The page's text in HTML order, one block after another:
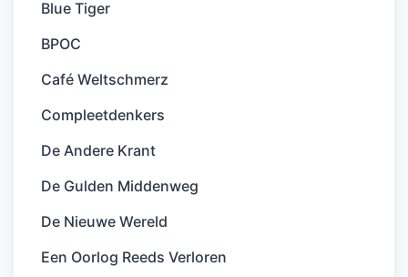
Blue Tiger
BPOC
Café Weltschmerz
Compleetdenkers
De Andere Krant
De Gulden Middenweg
De Nieuwe Wereld
Een Oorlog Reeds Verloren